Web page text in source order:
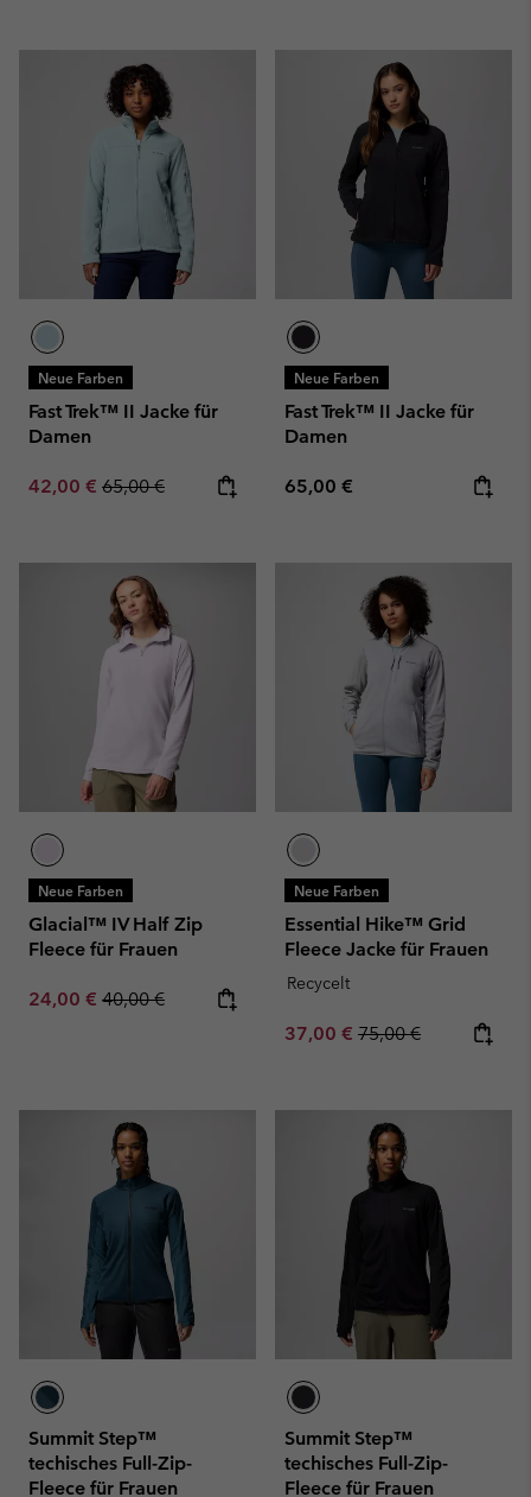
Neue Farben
Fast Trek™ II Jacke für
Damen
Sale price:
42,00 € Regular price:
65,00 €
Neue Farben
Fast Trek™ II Jacke für
Damen
Regular price:
65,00 €
Neue Farben
Glacial™ IV Half Zip
Fleece für Frauen
Sale price:
24,00 € Regular price:
40,00 €
Neue Farben
Essential Hike™ Grid
Fleece Jacke für Frauen
Recycelt
Sale price:
37,00 € Regular price:
75,00 €
Summit Step™
techisches Full-Zip-
Fleece für Frauen
Summit Step™
techisches Full-Zip-
Fleece für Frauen